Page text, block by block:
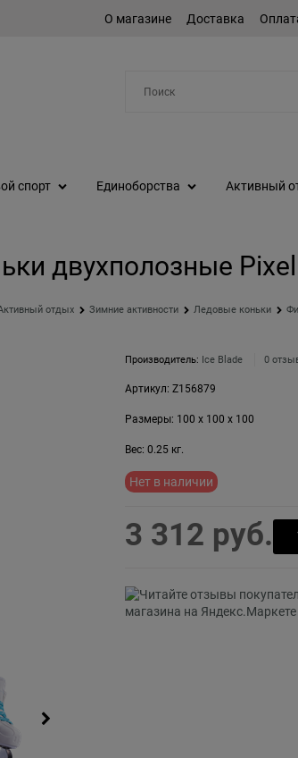
О магазине Доставка
спорт Единоборства Активный
двухполозные
отдых Зимние активности Ледовые коньки
Производитель: Ice Blade 0
Артикул: Z156879
Размеры: 100 x 100 x 100
Вес: 0.25кг.
Нет в наличии
3 312 руб.